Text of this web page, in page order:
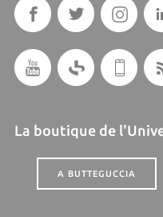
La boutique de
A BUTTEGUCCIA